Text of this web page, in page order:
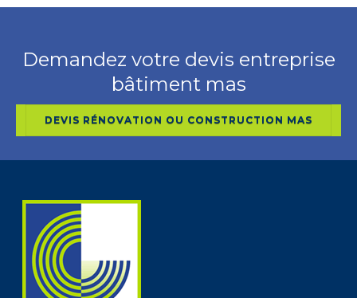
Demandez votre devis entreprise
bâtiment mas
DEVIS RÉNOVATION OU CONSTRUCTION MAS